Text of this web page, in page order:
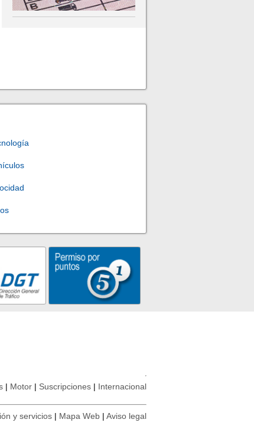
Motor Suscripciones Internacional
y servicios Mapa Web Aviso legal